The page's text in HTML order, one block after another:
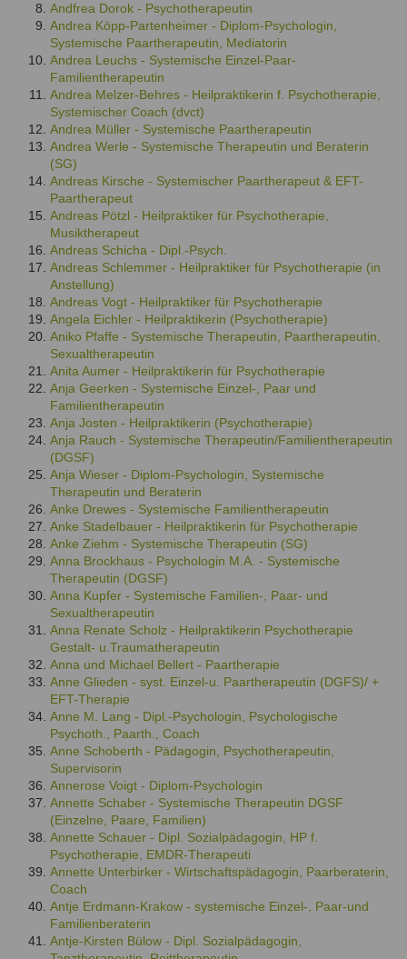
Qualitätssicherung
Qualität unserer Therapeuten
Familienthemen
Systemischer Ansatz
Veranstaltungen
Seminare und Kurse
Fortbildungen
Ausbildungsinstitute
Fortbildungen
Information über Qualifikation
Liste der Fachverbände
Benutzername*
Passwort*
vergessen?
Anmelden
Sitemap
Links
Formular zur Registrierung
Andfrea Dorok - Psychotherapeutin
Andrea Köpp-Partenheimer - Diplom-Psychologin,
Systemische Paartherapeutin, Mediatorin
Andrea Leuchs - Systemische Einzel-Paar-
Familientherapeutin
Andrea Melzer-Behres - Heilpraktikerin f. Psychotherapie,
Systemischer Coach (dvct)
Andrea Müller - Systemische Paartherapeutin
Andrea Werle - Systemische Therapeutin und Beraterin
(SG)
Andreas Kirsche - Systemischer Paartherapeut & EFT-
Paartherapeut
Andreas Pötzl - Heilpraktiker für Psychotherapie,
Musiktherapeut
Andreas Schicha - Dipl.-Psych.
Andreas Schlemmer - Heilpraktiker für Psychotherapie (in
Anstellung)
Andreas Vogt - Heilpraktiker für Psychotherapie
Angela Eichler - Heilpraktikerin (Psychotherapie)
Aniko Pfaffe - Systemische Therapeutin, Paartherapeutin,
Sexualtherapeutin
Anita Aumer - Heilpraktikerin für Psychotherapie
Anja Geerken - Systemische Einzel-, Paar und
Familientherapeutin
Anja Josten - Heilpraktikerin (Psychotherapie)
Anja Rauch - Systemische Therapeutin/Familientherapeutin
(DGSF)
Anja Wieser - Diplom-Psychologin, Systemische
Therapeutin und Beraterin
Anke Drewes - Systemische Familientherapeutin
Anke Stadelbauer - Heilpraktikerin für Psychotherapie
Anke Ziehm - Systemische Therapeutin (SG)
Anna Brockhaus - Psychologin M.A. - Systemische
Therapeutin (DGSF)
Anna Kupfer - Systemische Familien-, Paar- und
Sexualtherapeutin
Anna Renate Scholz - Heilpraktikerin Psychotherapie
Gestalt- u.Traumatherapeutin
Anna und Michael Bellert - Paartherapie
Anne Glieden - syst. Einzel-u. Paartherapeutin (DGFS)/ +
EFT-Therapie
Anne M. Lang - Dipl.-Psychologin, Psychologische
Psychoth., Paarth., Coach
Anne Schoberth - Pädagogin, Psychotherapeutin,
Supervisorin
Annerose Voigt - Diplom-Psychologin
Annette Schaber - Systemische Therapeutin DGSF
(Einzelne, Paare, Familien)
Annette Schauer - Dipl. Sozialpädagogin, HP f.
Psychotherapie, EMDR-Therapeuti
Annette Unterbirker - Wirtschaftspädagogin, Paarberaterin,
Coach
Antje Erdmann-Krakow - systemische Einzel-, Paar-und
Familienberaterin
Antje-Kirsten Bülow - Dipl. Sozialpädagogin,